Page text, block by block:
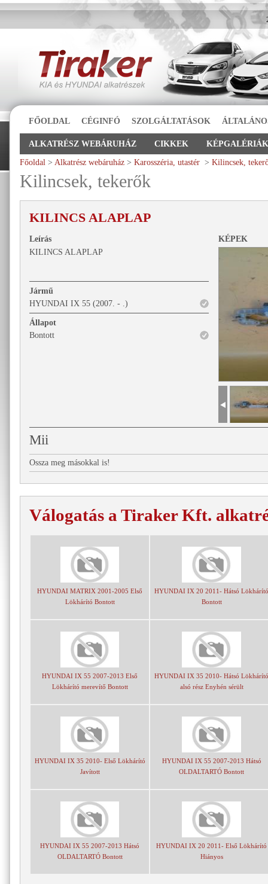
FŐOLDAL CÉGINFÓ SZOLGÁLTATÁSOK
ALKATRÉSZ WEBÁRUHÁZ CIKKEK KÉPGALÉRIÁK
Főoldal > Alkatrész webáruház > Karosszéria, utastér > Kilincsek,
Kilincsek, tekerők
KILINCS ALAPLAP
KÉPEK
Leírás
KILINCS ALAPLAP
Jármű
HYUNDAI IX 55 (2007. - .)
Állapot
Bontott
Mii
Ossza meg másokkal is!
Válogatás a Tiraker Kft.
HYUNDAI MATRIX 2001-2005 Első
Lökhárító Bontott
HYUNDAI IX 20 2011- Hátsó Lökhárító
Bontott
HYUNDAI IX 55 2007-2013 Első
Lökhárító merevítő Bontott
HYUNDAI IX 35 2010- Hátsó Lökhárító
alsó rész Enyhén sérült
HYUNDAI IX 35 2010- Első Lökhárító
Javított
HYUNDAI IX 55 2007-2013 Hátsó
OLDALTARTÓ Bontott
HYUNDAI IX 55 2007-2013 Hátsó
OLDALTARTÓ Bontott
HYUNDAI IX 20 2011- Első Lökhárító
Hiányos